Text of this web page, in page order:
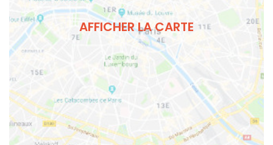
AFFICHER LA CARTE